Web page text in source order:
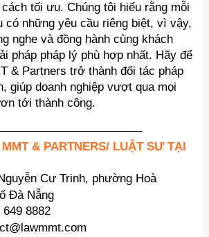
tối ưu. Chúng tôi hiểu rằng mỗi
có những yêu cầu riêng biệt, vì vậy,
nghe và đồng hành cùng khách
pháp pháp lý phù hợp nhất. Hãy để
& Partners trở thành đối tác pháp
giúp doanh nghiệp vượt qua mọi
tới thành công.
& PARTNERS/ LUẬT SƯ TẠI
Cư Trinh, phường Hoà
Đà Nẵng
649 8882